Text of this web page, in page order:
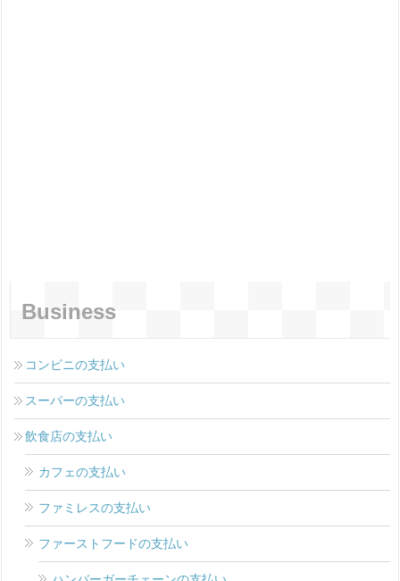
Business
コンビニの支払い
スーパーの支払い
飲食店の支払い
カフェの支払い
ファミレスの支払い
ファーストフードの支払い